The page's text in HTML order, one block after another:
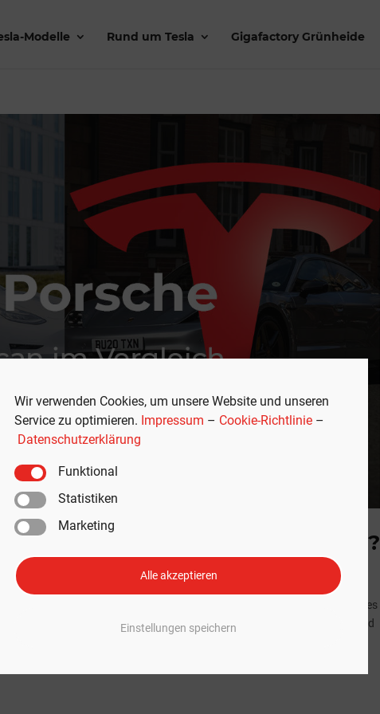
Wir verwenden Cookies, um unsere Website und unseren
Service zu optimieren. Impressum – Cookie-Richtlinie –
Datenschutzerklärung
Funktional
Statistiken
Marketing
Alle akzeptieren
Einstellungen speichern
Modelle Rund um Tesla Gigafactory Grünheide
Taycan: Wer macht das Rennen?
Konkurrenz
Turbo haben viel gemeinsam – beide vollelektrisch, beide schnell, beides
einige Unterschiede zwischen dem Traditionshersteller aus Deutschland